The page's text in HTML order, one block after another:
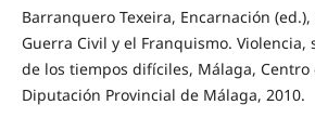
Barranquero Texeira, Encarnación
Guerra Civil y el Franquismo. Violencia,
de los tiempos difíciles, Málaga, Centro
Diputación Provincial de Málaga, 2010.